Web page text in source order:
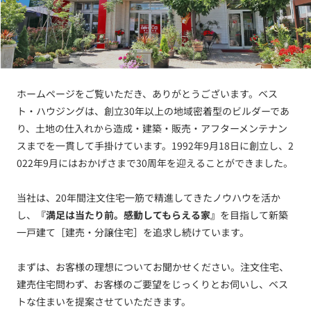
ホームページをご覧いただき、ありがとうございます。ベス
ト・ハウジングは、創立30年以上の地域密着型のビルダーであ
り、土地の仕入れから造成・建築・販売・アフターメンテナン
スまでを一貫して手掛けています。1992年9月18日に創立し、2
022年9月にはおかげさまで30周年を迎えることができました。
当社は、20年間注文住宅一筋で精進してきたノウハウを活か
し、
『満足は当たり前。感動してもらえる家』 を目指して新築
一戸建て［建売・分譲住宅］を追求し続けています。
まずは、お客様の理想についてお聞かせください。注文住宅、
建売住宅問わず、お客様のご要望をじっくりとお伺いし、ベス
トな住まいを提案させていただきます。